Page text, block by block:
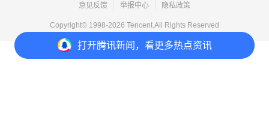
打开腾讯新闻，看更多热点资讯
意见反馈 举报中心 隐私政策
Copyright© 1998-2026 Tencent.All Rights Reserved